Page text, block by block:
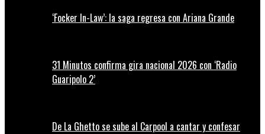
‘Focker In-Law’: la saga regresa con Ariana Grande
31 Minutos confirma gira nacional 2026 con ‘Radio
Guaripolo 2’
De La Ghetto se sube al Carpool a cantar y confesar